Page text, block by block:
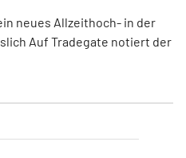
neues Allzeithoch- in der
Auf Tradegate notiert der